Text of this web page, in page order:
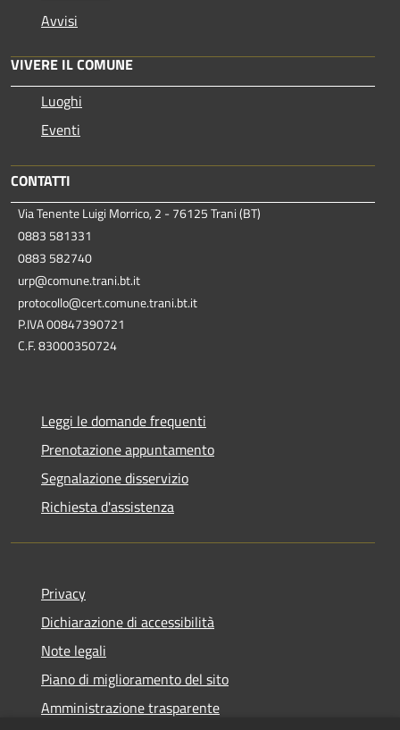
Avvisi
VIVERE IL COMUNE
Luoghi
Eventi
CONTATTI
Via Tenente Luigi Morrico, 2 - 76125 Trani (BT)
0883 581331
0883 582740
urp@comune.trani.bt.it
protocollo@cert.comune.trani.bt.it
P.IVA 00847390721
C.F. 83000350724
Leggi le domande frequenti
Prenotazione appuntamento
Segnalazione disservizio
Richiesta d'assistenza
Privacy
Dichiarazione di accessibilità
Note legali
Piano di miglioramento del sito
Amministrazione trasparente